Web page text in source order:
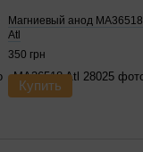
Магниевый анод MA36518
Atl
350 грн
Купить